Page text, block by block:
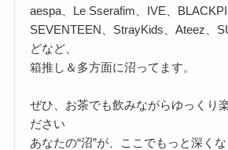
aespa、Le Sserafim、IVE、
SEVENTEEN、StrayKids、Ateez、
どなど、
箱推し＆多方面に沼ってます。
ぜひ、お茶でも飲みながらゆっくり
ださい
あなたの“沼”が、ここでもっと深く